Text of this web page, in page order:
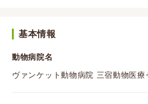
基本情報
動物病院名
ヴァンケット動物病院 三宿動物医療